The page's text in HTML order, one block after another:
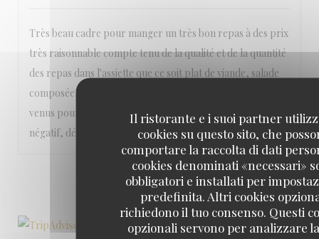
Il ristorante e i suoi partner
cookies su questo sito, che
comportare la raccolta di dati
cookies denominati «necessari»
obbligatori e installati per
predefinita. Altri cookies
richiedono il tuo consenso. Questi
opzionali servono per analizzare
Très beau cadre pour manger un très bon repas à des prix
très raisonnable compte tenu de la qualité et de la quantité
des repas dans l'assiette que ce soit plat de viande, salade
composée, cocktail, dessert, service, ..... Nous sommes
venus pour la 1ère fois avec des amis et je n'ai Rien à dire de
négatif, désolée pour vous ! On reviendra très vite !
1 2 3